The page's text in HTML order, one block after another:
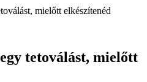
mielőtt elkészítenéd
tetoválást, mielőtt